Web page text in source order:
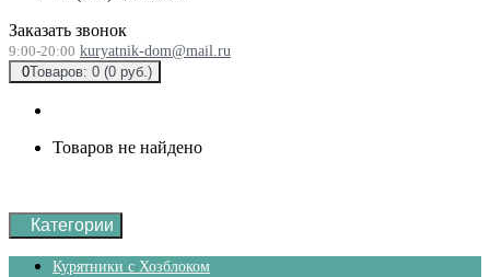
Заказать звонок
9:00-20:00 kuryatnik-dom@mail.ru
0Товаров: 0 (0 руб.)
Товаров не найдено
Категории
Курятники с Хозблоком